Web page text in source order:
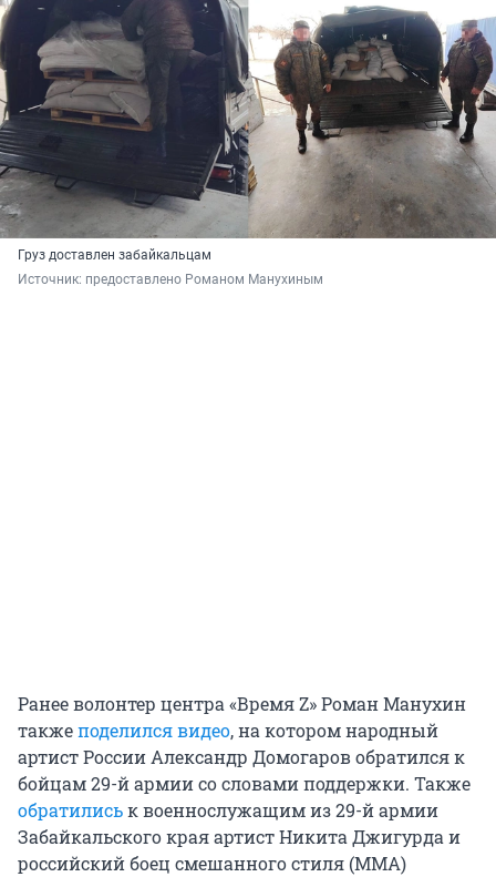
Груз доставлен забайкальцам
Источник: предоставлено Романом Манухиным
Ранее волонтер центра «Время Z» Роман Манухин
такжеподелился видео, на котором народный
артист России Александр Домогаров обратился к
бойцам 29-й армии со словами поддержки. Также
обратилиськ военнослужащим из 29-й армии
Забайкальского края артист Никита Джигурда и
российский боец смешанного стиля (MMA)